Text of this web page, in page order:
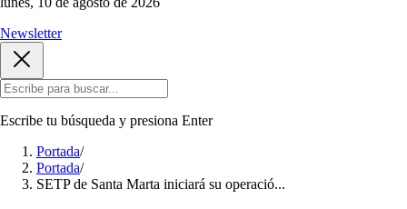
Newsletter
Escribe tu búsqueda y presiona Enter
Portada/
Portada/
SETP de Santa Marta iniciará su operació...